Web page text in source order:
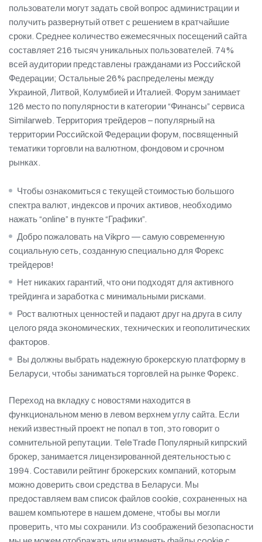
пользователи могут задать свой вопрос администрации и
получить развернутый ответ с решением в кратчайшие
сроки. Среднее количество ежемесячных посещений сайта
составляет 216 тысяч уникальных пользователей. 74%
всей аудитории представлены гражданами из Российской
Федерации; Остальные 26% распределены между
Украиной, Литвой, Колумбией и Италией. Форум занимает
126 место по популярности в категории “Финансы” сервиса
Similarweb. Территория трейдеров – популярный на
территории Российской Федерации форум, посвященный
тематики торговли на валютном, фондовом и срочном
рынках.
Чтобы ознакомиться с текущей стоимостью большого
спектра валют, индексов и прочих активов, необходимо
нажать “online” в пункте “Графики”.
Добро пожаловать на Vikpro — самую современную
социальную сеть, созданную специально для Форекс
трейдеров!
Нет никаких гарантий, что они подходят для активного
трейдинга и заработка с минимальными рисками.
Рост валютных ценностей и падают друг на друга в силу
целого ряда экономических, технических и геополитических
факторов.
Вы должны выбрать надежную брокерскую платформу в
Беларуси, чтобы заниматься торговлей на рынке Форекс.
Переход на вкладку с новостями находится в
функциональном меню в левом верхнем углу сайта. Если
некий известный проект не попал в топ, это говорит о
сомнительной репутации. TeleTrade Популярный кипрский
брокер, занимается лицензированной деятельностью с
1994. Составили рейтинг брокерских компаний, которым
можно доверить свои средства в Беларуси. Мы
предоставляем вам список файлов cookie, сохраненных на
вашем компьютере в нашем домене, чтобы вы могли
проверить, что мы сохранили. Из соображений безопасности